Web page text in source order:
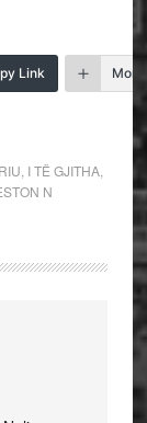
Link More
I TË GJITHA,
N